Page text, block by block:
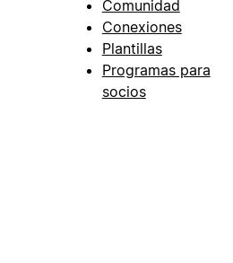
Comunidad
Conexiones
Plantillas
Programas para
socios